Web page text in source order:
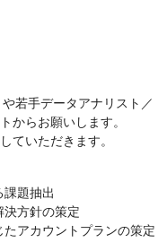
若手データアナリスト／
からお願いします。
ていただきます。
題抽出
方針の策定
アカウントプランの策定